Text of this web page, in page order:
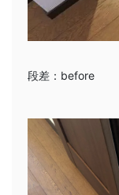
段差：before